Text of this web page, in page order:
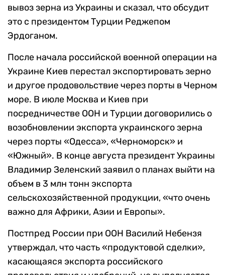
вывоз зерна из Украины и сказал, что обсудит
это с президентом Турции Реджепом
Эрдоганом.
После начала российской военной операции на
Украине Киев перестал экспортировать зерно
и другое продовольствие через порты в Черном
море. В июле Москва и Киев при
посредничестве ООН и Турции договорились о
возобновлении экспорта украинского зерна
через порты «Одесса», «Черноморск» и
«Южный». В конце августа президент Украины
Владимир Зеленский заявил о планах выйти на
объем в 3 млн тонн экспорта
сельскохозяйственной продукции, «что очень
важно для Африки, Азии и Европы».
Постпред России при ООН Василий Небензя
утверждал, что часть «продуктовой сделки»,
касающаяся экспорта российского